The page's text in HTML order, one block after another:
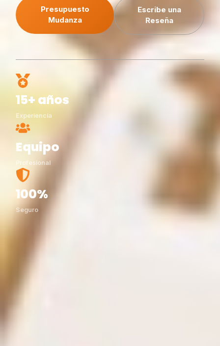
Presupuesto
Mudanza
Escribe una
Reseña
15+ años
Experiencia
Equipo
Profesional
100%
Seguro